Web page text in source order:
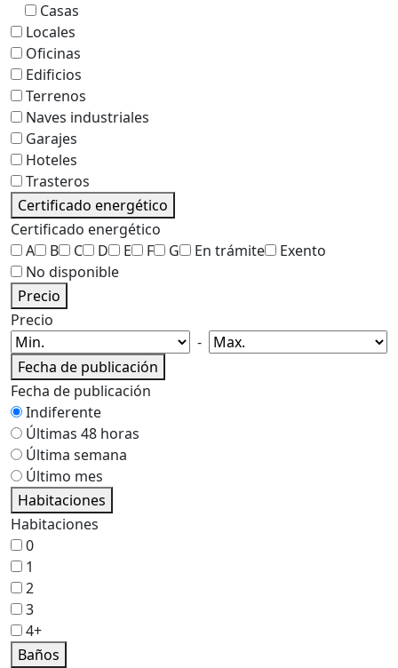
Casas
Locales
Oficinas
Edificios
Terrenos
Naves industriales
Garajes
Hoteles
Trasteros
Certificado energético
Certificado energético
A
B C D E F G En trámite
Exento
No disponible
Precio
Precio
-
Fecha de publicación
Fecha de publicación
Indiferente
Últimas 48 horas
Última semana
Último mes
Habitaciones
Habitaciones
0
1
2
3
4+
Baños